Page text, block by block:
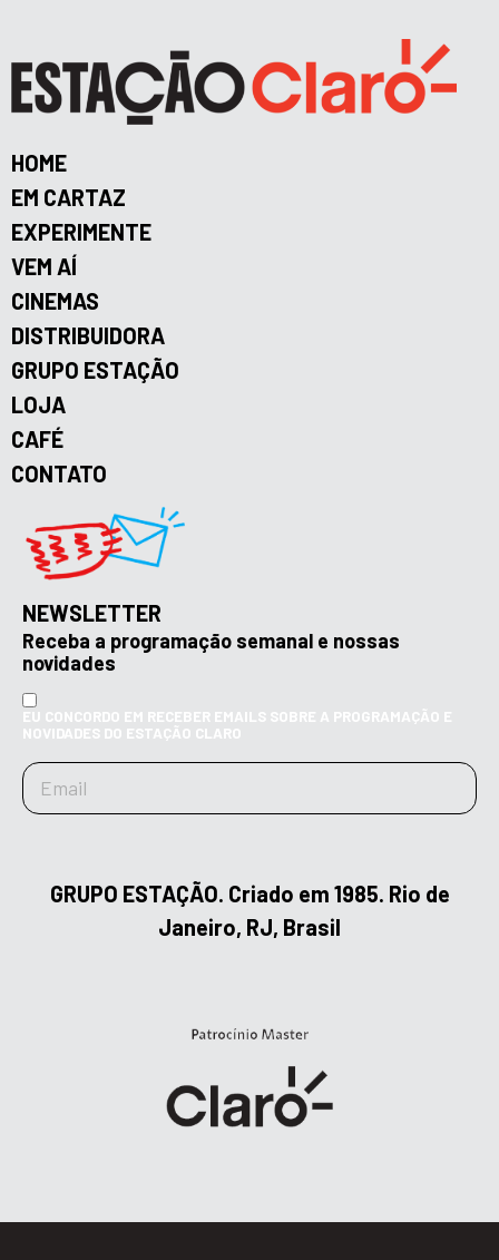
HOME
EM CARTAZ
EXPERIMENTE
VEM AÍ
CINEMAS
DISTRIBUIDORA
GRUPO ESTAÇÃO
LOJA
CAFÉ
CONTATO
NEWSLETTER
Receba a programação semanal e nossas
novidades
EU CONCORDO EM RECEBER EMAILS SOBRE A PROGRAMAÇÃO E
NOVIDADES DO ESTAÇÃO CLARO
GRUPO ESTAÇÃO. Criado em 1985. Rio de
Janeiro, RJ, Brasil